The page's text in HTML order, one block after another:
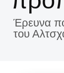
Έρευνα
του